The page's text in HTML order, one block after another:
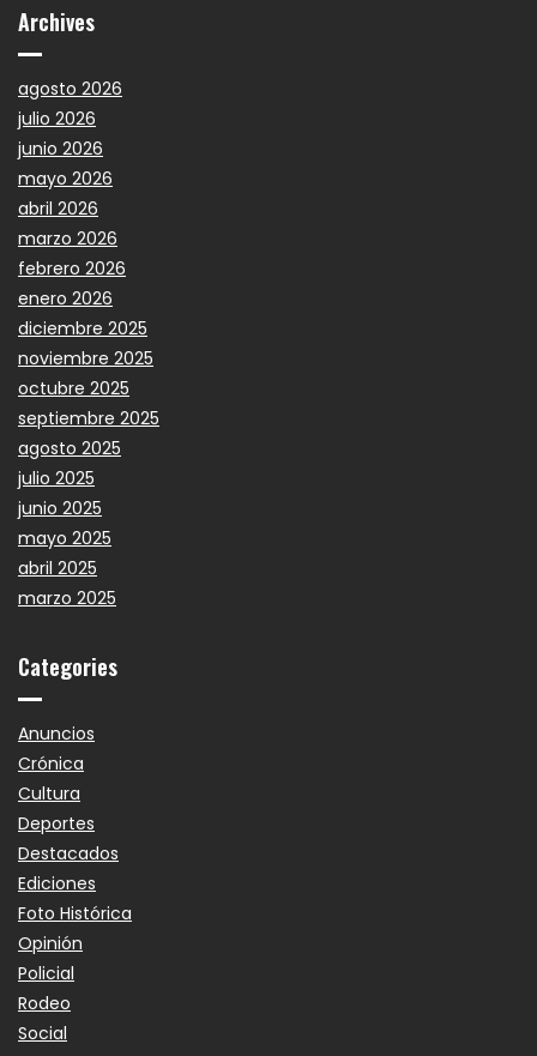
Archives
agosto 2026
julio 2026
junio 2026
mayo 2026
abril 2026
marzo 2026
febrero 2026
enero 2026
diciembre 2025
noviembre 2025
octubre 2025
septiembre 2025
agosto 2025
julio 2025
junio 2025
mayo 2025
abril 2025
marzo 2025
Categories
Anuncios
Crónica
Cultura
Deportes
Destacados
Ediciones
Foto Histórica
Opinión
Policial
Rodeo
Social